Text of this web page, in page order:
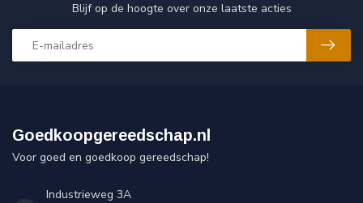
Blijf op de hoogte over onze laatste acties
Goedkoopgereedschap.nl
Voor goed en goedkoop gereedschap!
Industrieweg 3A